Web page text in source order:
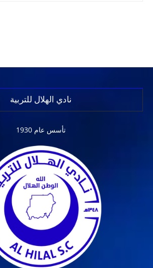
نادي الهلال للتربية
تأسس عام 1930